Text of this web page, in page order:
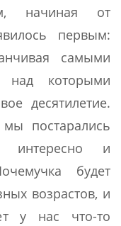
начиная от
первым:
самыми
над которыми
десятилетие.
постарались
интересно и
будет
возрастов, и
у нас что-то